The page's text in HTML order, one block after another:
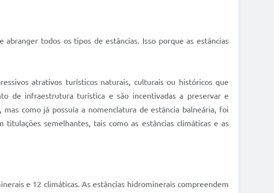
abranger todos os tipos de estâncias. Isso porque as estâncias
atrativos turísticos naturais, culturais ou históricos que
de infraestrutura turística e são incentivadas a preservar e
como já possuía a nomenclatura de estância balneária, foi
semelhantes, tais como as estâncias climáticas e as
e 12 climáticas. As estâncias hidrominerais compreendem